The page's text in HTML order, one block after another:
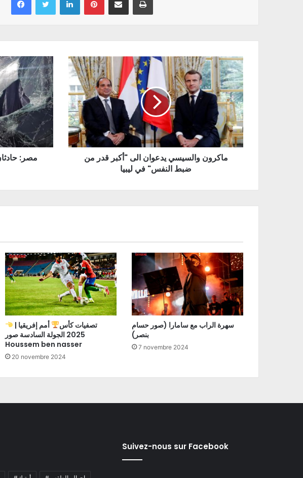
ماكرون والسيسي يدعوان الى "أكبر قدر من
ضبط النفس" في ليبيا
| تصفيات كأس
أمم إفريقيا
2025 الجولة السادسة صور
Houssem ben nasser
20 novembre 2024
سهرة الراب مع سامارا (صور حسام
بنصر)
7 novembre 2024
Suivez-nous sur Facebook